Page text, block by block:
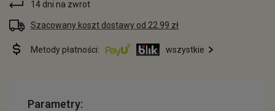
14 dni na zwrot
Szacowany koszt dostawy od 22.99 zł
Metody płatności: wszystkie
Parametry: